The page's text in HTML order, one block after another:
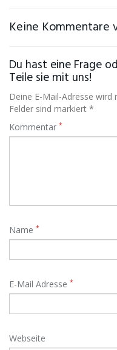
Keine Kommentare
Du hast eine Frage
Teile sie mit uns!
Deine E-Mail-Adresse
Felder sind markiert *
Kommentar *
Name *
E-Mail Adresse *
Webseite